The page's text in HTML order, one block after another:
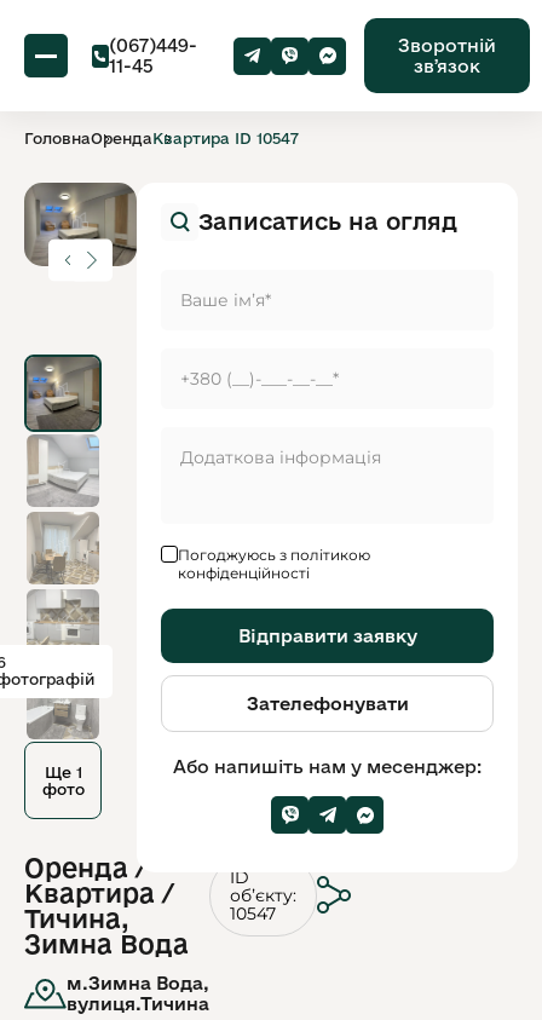
(067)449-
11-45
Зворотній
звʼязок
ГоловнаОрендаКвартира ID 10547
Ще 1
фото
Оренда /
Квартира /
Тичина,
Зимна Вода
м.Зимна Вода,
вулиця.Тичина
ID
обʼєкту:
10547
Записатись на огляд
Погоджуюсь з політикою
конфіденційності
Відправити заявку
Зателефонувати
Або напишіть нам у месенджер: